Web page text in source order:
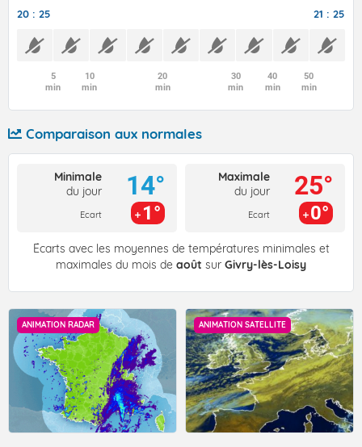
20 : 25 21 : 25
5
min
10
min
20
min
30
min
40
min
50
min
Comparaison aux normales
Minimale
du jour
Ecart
14°
1°
Maximale
du jour
Ecart
25°
0°
Écarts avec les moyennes de températures minimales et
maximales du mois de août sur Givry-lès-Loisy
ANIMATION RADAR ANIMATION SATELLITE